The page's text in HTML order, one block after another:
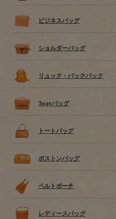
ビジネスバッグ
ショルダーバッグ
リュック・バックパック
3wayバッグ
トートバッグ
ボストンバッグ
ベルトポーチ
レディースバッグ